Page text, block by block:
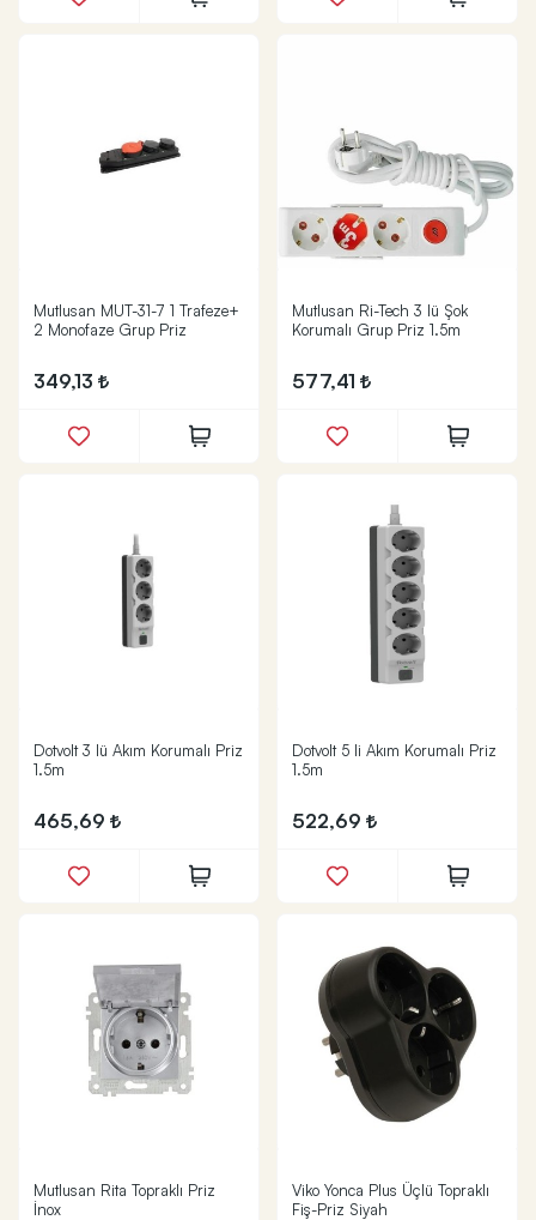
Mutlusan MUT-31-7 1 Trafeze+
2 Monofaze Grup Priz
349,13
Mutlusan Ri-Tech 3 lü Şok
Korumalı Grup Priz 1.5m
577,41
Dotvolt 3 lü Akım Korumalı Priz
1.5m
465,69
Dotvolt 5 li Akım Korumalı Priz
1.5m
522,69
Mutlusan Rita Topraklı Priz
İnox
Viko Yonca Plus Üçlü Topraklı
Fiş-Priz Siyah